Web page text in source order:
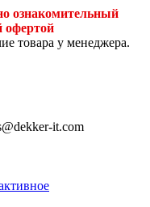
ознакомительный
офертой
товара у менеджера.
it.com